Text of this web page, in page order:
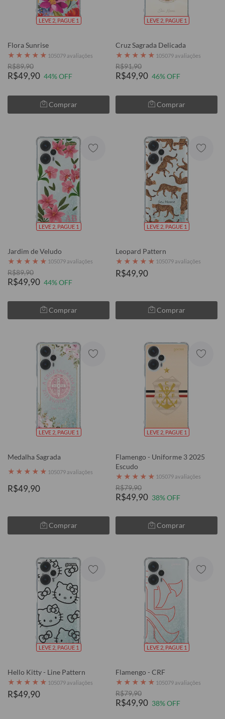
LEVE 2, PAGUE 1
Flora Sunrise
★ ★ ★ ★ ★ 105079 avaliações
R$89,90
R$49,90 44% OFF
Comprar
LEVE 2, PAGUE 1
Cruz Sagrada Delicada
★ ★ ★ ★ ★ 105079 avaliações
R$91,90
R$49,90 46% OFF
Comprar
LEVE 2, PAGUE 1
Jardim de Veludo
★ ★ ★ ★ ★ 105079 avaliações
R$89,90
R$49,90 44% OFF
Comprar
LEVE 2, PAGUE 1
Leopard Pattern
★ ★ ★ ★ ★ 105079 avaliações
R$49,90
Comprar
LEVE 2, PAGUE 1
Medalha Sagrada
★ ★ ★ ★ ★ 105079 avaliações
R$49,90
Comprar
LEVE 2, PAGUE 1
Flamengo - Uniforme 3 2025
Escudo
★ ★ ★ ★ ★ 105079 avaliações
R$79,90
R$49,90 38% OFF
Comprar
LEVE 2, PAGUE 1
Hello Kitty - Line Pattern
★ ★ ★ ★ ★ 105079 avaliações
R$49,90
LEVE 2, PAGUE 1
Flamengo - CRF
★ ★ ★ ★ ★ 105079 avaliações
R$79,90
R$49,90 38% OFF